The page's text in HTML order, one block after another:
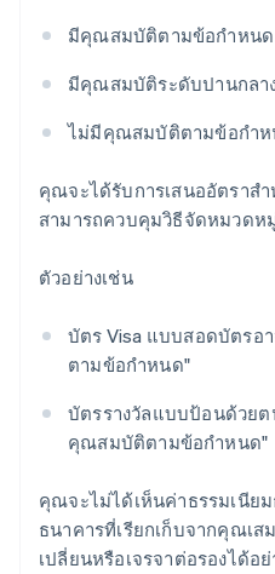
มีคุณสมบัติตามข้อกำหนด
มีคุณสมบัติระดับปานกลา
ไม่มีคุณสมบัติตามข้อกำห
คุณจะได้รับการเสนออัตราส
สามารถควบคุมวิธีจัดหมวดห
ตัวอย่างเช่น
บัตร Visa แบบสอดบัตรอ
ตามข้อกำหนด"
บัตรรางวัลแบบป้อนด้วยต
คุณสมบัติตามข้อกำหนด"
คุณจะไม่ได้เห็นค่าธรรมเนีย
ธนาคารที่เรียกเก็บจากคุณเ
เปลี่ยนหรือเจรจาต่อรองได้อ